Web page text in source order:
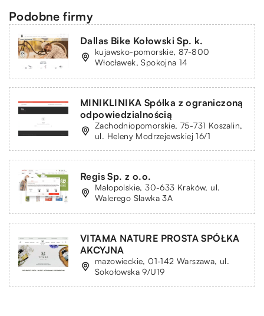
Podobne firmy
Dallas Bike Kołowski Sp. k.
kujawsko-pomorskie, 87-800
Włocławek, Spokojna 14
MINIKLINIKA Spółka z ograniczoną
odpowiedzialnością
Zachodniopomorskie, 75-731 Koszalin,
ul. Heleny Modrzejewskiej 16/1
Regis Sp. z o.o.
Małopolskie, 30-633 Kraków, ul.
Walerego Sławka 3A
VITAMA NATURE PROSTA SPÓŁKA
AKCYJNA
mazowieckie, 01-142 Warszawa, ul.
Sokołowska 9/U19